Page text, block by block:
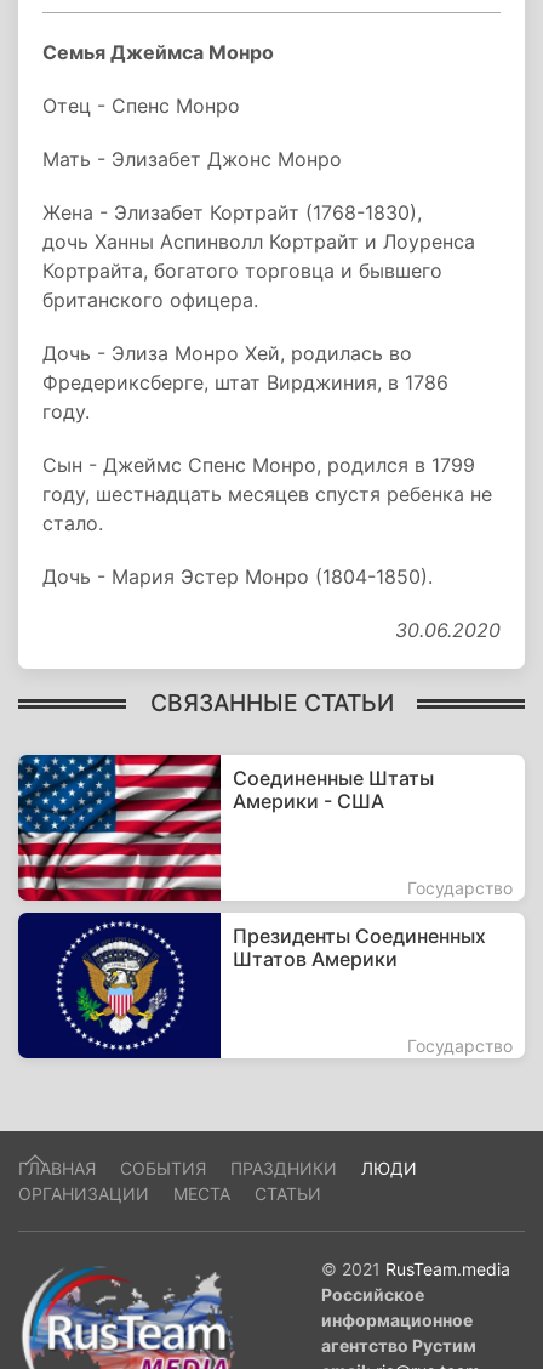
Семья Джеймса Монро
Отец - Спенс Монро
Мать - Элизабет Джонс Монро
Жена - Элизабет Кортрайт (1768-1830),
дочь Ханны Аспинволл Кортрайт и Лоуренса
Кортрайта, богатого торговца и бывшего
британского офицера.
Дочь - Элиза Монро Хей, родилась во
Фредериксберге, штат Вирджиния, в 1786
году.
Сын - Джеймс Спенс Монро, родился в 1799
году, шестнадцать месяцев спустя ребенка не
стало.
Дочь - Мария Эстер Монро (1804-1850).
30.06.2020
СВЯЗАННЫЕ СТАТЬИ
Соединенные Штаты
Америки - США
Государство
Президенты Соединенных
Штатов Америки
Государство
ГЛАВНАЯ СОБЫТИЯ ПРАЗДНИКИ
ЛЮДИ
ОРГАНИЗАЦИИ
МЕСТА СТАТЬИ
© 2021 RusTeam.media
Российское
информационное
агентство Рустим